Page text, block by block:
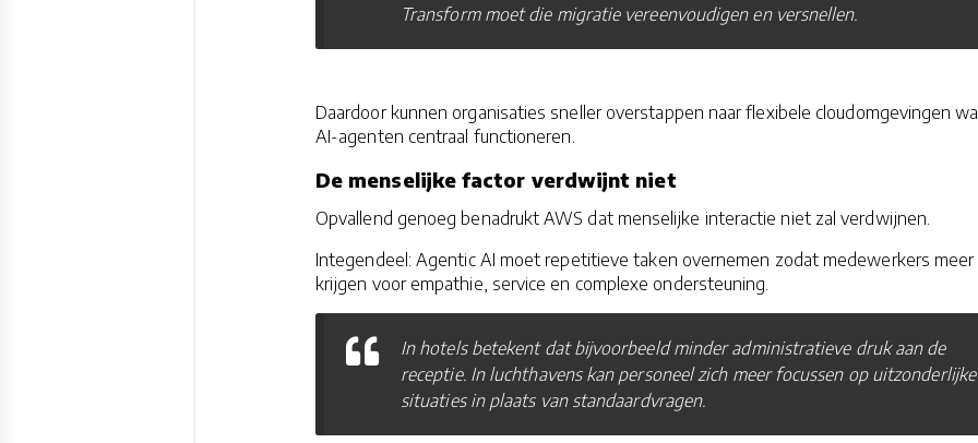
Transform moet die migratie vereenvoudigen en versnellen.
Daardoor kunnen organisaties sneller overstappen naar flexibele cloudomgevingen
AI-agenten centraal functioneren.
De menselijke factor verdwijnt niet
Opvallend genoeg benadrukt AWS dat menselijke interactie niet zal verdwijnen.
Integendeel: Agentic AI moet repetitieve taken overnemen zodat medewerkers
krijgen voor empathie, service en complexe ondersteuning.
In hotels betekent dat bijvoorbeeld minder administratieve druk aan de
receptie. In luchthavens kan personeel zich meer focussen op uitzonderlijke
situaties in plaats van standaardvragen.